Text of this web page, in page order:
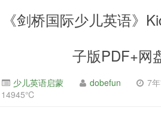
《剑桥国际少儿英语》
子版PDF+网
少儿英语启蒙 dobefun
7
14945℃